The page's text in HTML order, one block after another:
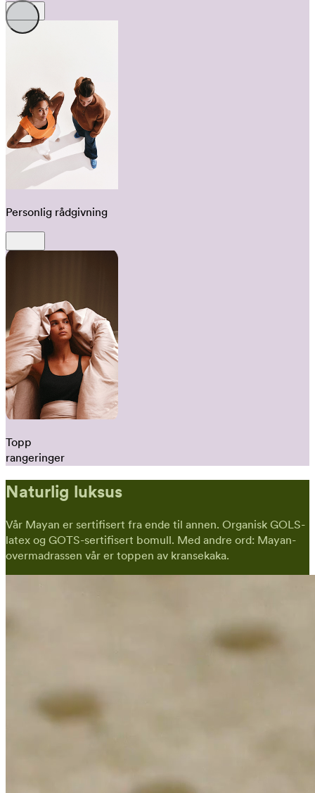
Personlig rådgivning
Topp
rangeringer
Naturlig luksus
Vår Mayan er sertifisert fra ende til annen. Organisk GOLS-
latex og GOTS-sertifisert bomull. Med andre ord: Mayan-
overmadrassen vår er toppen av kransekaka.